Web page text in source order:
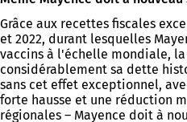
Grâce aux recettes fiscales
et 2022, durant lesquelles
vaccins à l'échelle mondiale,
considérablement sa dette
sans cet effet exceptionnel,
forte hausse et une réduction
régionales – Mayence doit à